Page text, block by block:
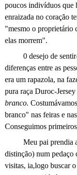
poucos indivíduos que
enraizada no coração
"mesmo o proprietário
elas morrem".
0 desejo de
diferenças entre as
era um rapazola, na
pura raça Duroc-
branco.
branco" nas feiras e
Conseguimos
Meu pai prendia
distinção) num pedaço
visitas, ia,logo buscar